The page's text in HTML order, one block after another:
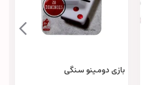
بازی دومینو سنگی